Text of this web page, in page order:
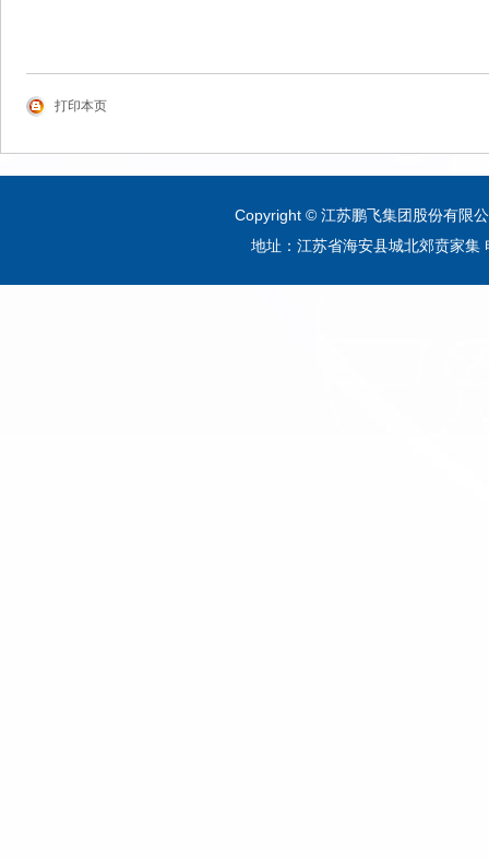
打印本页
Copyright © 江苏鹏飞集团股份有限
地址：江苏省海安县城北郊贲家